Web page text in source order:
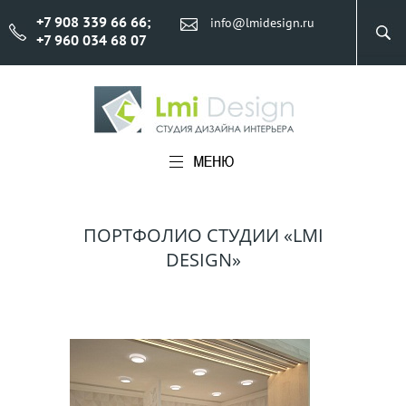
+7 908 339 66 66;
+7 960 034 68 07
info@lmidesign.ru
ПОРТФОЛИО СТУДИИ «LMI
DESIGN»